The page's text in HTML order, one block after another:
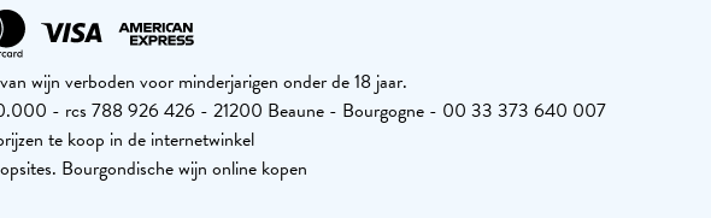
wijn verboden voor minderjarigen onder de 18 jaar.
- rcs 788 926 426 - 21200 Beaune - Bourgogne - 00 33 373 640 007
te koop in de internetwinkel
Bourgondische wijn online kopen